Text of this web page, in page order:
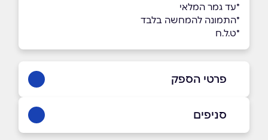
*עד גמר המלאי
*התמונה להמחשה בלבד
*ט.ל.ח
פרטי הספק
באתר בפייסבוק באינסטגרם
סניפים